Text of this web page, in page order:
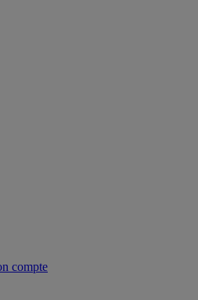
compte